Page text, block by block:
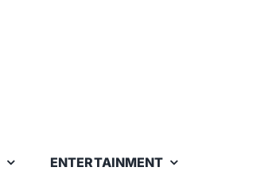
ENTERTAINMENT